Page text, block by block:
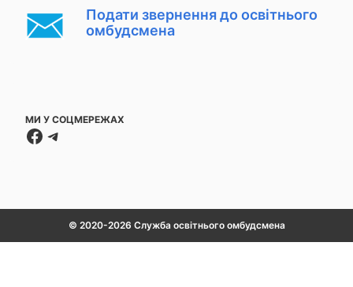
Подати звернення до освітнього
омбудсмена
МИ У СОЦМЕРЕЖАХ
Facebook
Telegram
© 2020-2026 Служба освітнього омбудсмена